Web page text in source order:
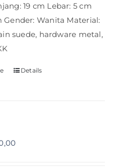
19 cm Lebar: 5 cm
Gender: Wanita Material:
suede, hardware metal,
Details